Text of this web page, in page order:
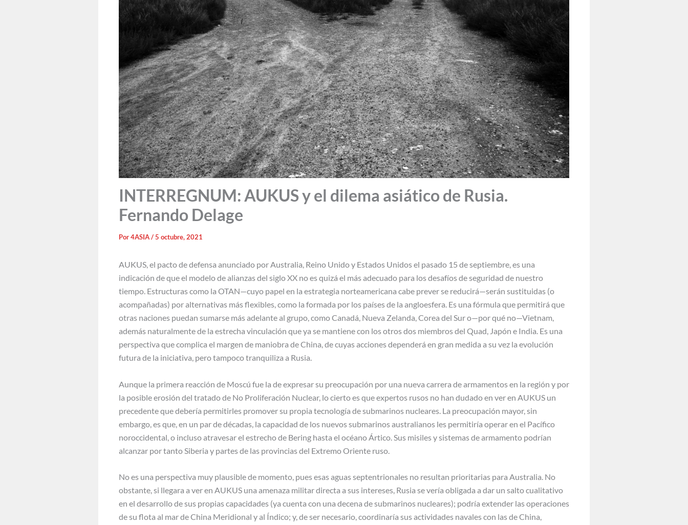
INTERREGNUM: AUKUS y el dilema asiático de Rusia.
Fernando Delage
Por4ASIA/5 octubre, 2021
AUKUS, el pacto de defensa anunciado por Australia, Reino Unido y Estados Unidos el pasado 15 de septiembre, es una
indicación de que el modelo de alianzas del siglo XX no es quizá el más adecuado para los desafíos de seguridad de nuestro
tiempo. Estructuras como la OTAN—cuyo papel en la estrategia norteamericana cabe prever se reducirá—serán sustituidas (o
acompañadas) por alternativas más flexibles, como la formada por los países de la angloesfera. Es una fórmula que permitirá que
otras naciones puedan sumarse más adelante al grupo, como Canadá, Nueva Zelanda, Corea del Sur o—por qué no—Vietnam,
además naturalmente de la estrecha vinculación que ya se mantiene con los otros dos miembros del Quad, Japón e India. Es una
perspectiva que complica el margen de maniobra de China, de cuyas acciones dependerá en gran medida a su vez la evolución
futura de la iniciativa, pero tampoco tranquiliza a Rusia.
Aunque la primera reacción de Moscú fue la de expresar su preocupación por una nueva carrera de armamentos en la región y por
la posible erosión del tratado de No Proliferación Nuclear, lo cierto es que expertos rusos no han dudado en ver en AUKUS un
precedente que debería permitirles promover su propia tecnología de submarinos nucleares. La preocupación mayor, sin
embargo, es que, en un par de décadas, la capacidad de los nuevos submarinos australianos les permitiría operar en el Pacífico
noroccidental, o incluso atravesar el estrecho de Bering hasta el océano Ártico. Sus misiles y sistemas de armamento podrían
alcanzar por tanto Siberia y partes de las provincias del Extremo Oriente ruso.
No es una perspectiva muy plausible de momento, pues esas aguas septentrionales no resultan prioritarias para Australia. No
obstante, si llegara a ver en AUKUS una amenaza militar directa a sus intereses, Rusia se vería obligada a dar un salto cualitativo
en el desarrollo de sus propias capacidades (ya cuenta con una decena de submarinos nucleares); podría extender las operaciones
de su flota al mar de China Meridional y al Índico; y, de ser necesario, coordinaría sus actividades navales con las de China,